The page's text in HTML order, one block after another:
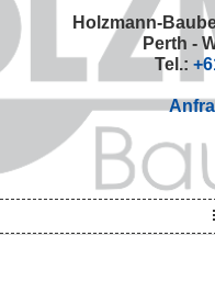
Holzmann-
Perth -
Tel.: